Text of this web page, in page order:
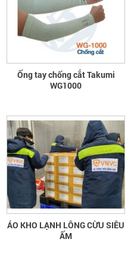
Ống tay chống cắt Takumi
WG1000
ÁO KHO LẠNH LÔNG CỪU SIÊU
ẤM